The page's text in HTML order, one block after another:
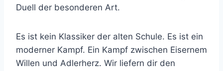
Duell der besonderen Art.
Es ist kein Klassiker der alten Schule. Es ist ein
moderner Kampf. Ein Kampf zwischen Eisernem
Willen und Adlerherz. Wir liefern dir den